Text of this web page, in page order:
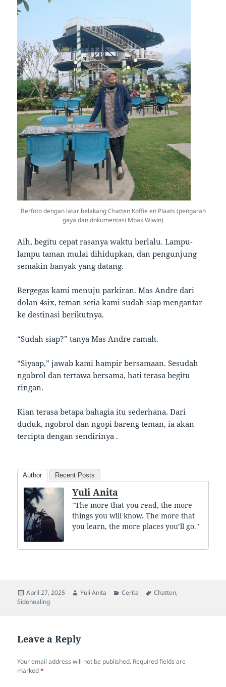
Berfoto dengan latar belakang Chatten Koffie en Plaats (pengarah
gaya dan dokumentasi Mbak Wiwin)
Aih, begitu cepat rasanya waktu berlalu. Lampu-
lampu taman mulai dihidupkan, dan pengunjung
semakin banyak yang datang.
Bergegas kami menuju parkiran. Mas Andre dari
dolan 4six, teman setia kami sudah siap mengantar
ke destinasi berikutnya.
“Sudah siap?” tanya Mas Andre ramah.
“Siyaap,” jawab kami hampir bersamaan. Sesudah
ngobrol dan tertawa bersama, hati terasa begitu
ringan.
Kian terasa betapa bahagia itu sederhana. Dari
duduk, ngobrol dan ngopi bareng teman, ia akan
tercipta dengan sendirinya .
Author Recent Posts
Yuli Anita
"The more that you read, the more
things you will know. The more that
you learn, the more places you’ll go."
Posted
on
April 27, 2025 Author
Yuli Anita Categories
Cerita Tags
Chatten,
Sidohealing
Leave a Reply
Your email address will not be published. Required fields are
marked*